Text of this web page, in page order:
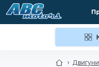
Двигуни